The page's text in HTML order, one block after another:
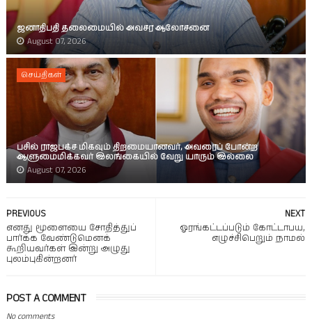
ஜனாதிபதி தலைமையில் அவசர ஆலோசனை
August 07, 2026
செய்திகள்
பசில் ராஜபக்ச மிகவும் திறமையானவர், அவரைப் போன்ற
ஆளுமைமிக்கவர் இலங்கையில் வேறு யாரும் இல்லை
August 07, 2026
NEXT
ஓரங்கட்டப்படும் கோட்டாபய,
எழுச்சிபெறும் நாமல்
PREVIOUS
எனது மூளையை சோதித்துப்
பார்க்க வேண்டுமெனக்
கூறியவர்கள் இன்று அழுது
புலம்புகின்றனர்
POST A COMMENT
No comments